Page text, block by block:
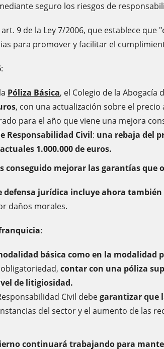
seguro los riesgos de
9 de la Ley 7/2006, que establece
para promover y facilitar el
:
Póliza Básica, el Colegio de la Abogacía
, con una actualización sobre el
para el año que viene una mejora
Responsabilidad Civil: una rebaja del
1.000.000 de euros.
conseguido mejorar las garantías que
defensa jurídica incluye ahora
daños morales.
:
básica como en la modalidad
contar con una póliza
de litigiosidad.
Civil debegarantizar que
del sector y el aumento de las
continuará trabajando para